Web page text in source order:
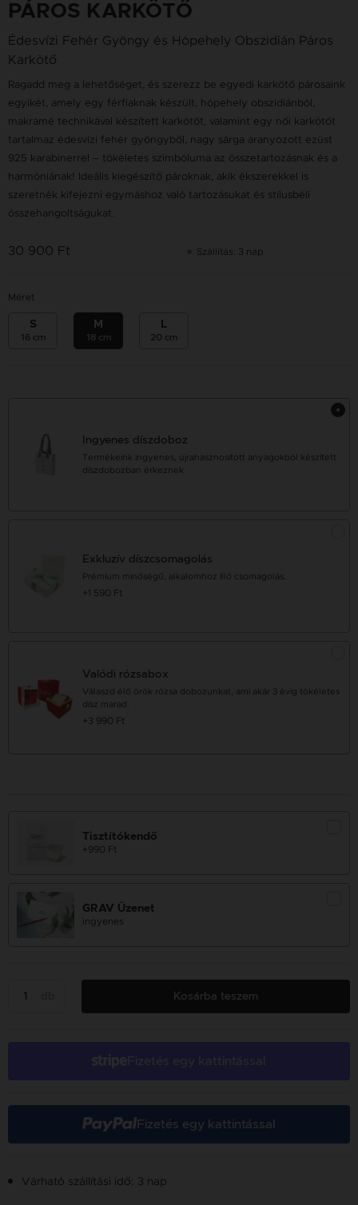
PÁROS KARKÖTŐ
Édesvízi Fehér Gyöngy és Hópehely Obszidián Páros
Karkötő
Ragadd meg a lehetőséget, és szerezz be egyedi karkötő párosaink
egyikét, amely egy férfiaknak készült, hópehely obszidiánból,
makramé technikával készített karkötőt, valamint egy női karkötőt
tartalmaz édesvízi fehér gyöngyből, nagy sárga aranyozott ezüst
925 karabinerrel – tökéletes szimbóluma az összetartozásnak és a
harmóniának! Ideális kiegészítő pároknak, akik ékszerekkel is
szeretnék kifejezni egymáshoz való tartozásukat és stílusbéli
összehangoltságukat.
30 900 Ft Szállítás: 3 nap
Méret
S
16 cm
M
18 cm
L
20 cm
Ingyenes díszdoboz
Termékeink ingyenes, újrahasznosított anyagokból készített
díszdobozban érkeznek
Exkluzív díszcsomagolás
Prémium minőségű, alkalomhoz illő csomagolás.
+1 590 Ft
Valódi rózsabox
Válaszd élő örök rózsa dobozunkat, ami akár 3 évig tökéletes
dísz marad.
+3 990 Ft
Tisztítókendő
+990 Ft
GRAV Üzenet
ingyenes
Kosárba teszem
Fizetés egy kattintással
Várható szállítási idő: 3 nap